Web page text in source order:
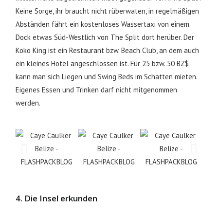
Keine Sorge, ihr braucht nicht rüberwaten, in regelmäßigen
Abständen fährt ein kostenloses Wassertaxi von einem
Dock etwas Süd-Westlich von The Split dort herüber. Der
Koko King ist ein Restaurant bzw. Beach Club, an dem auch
ein kleines Hotel angeschlossen ist. Für 25 bzw. 50 BZ$
kann man sich Liegen und Swing Beds im Schatten mieten.
Eigenes Essen und Trinken darf nicht mitgenommen
werden.
4. Die Insel erkunden